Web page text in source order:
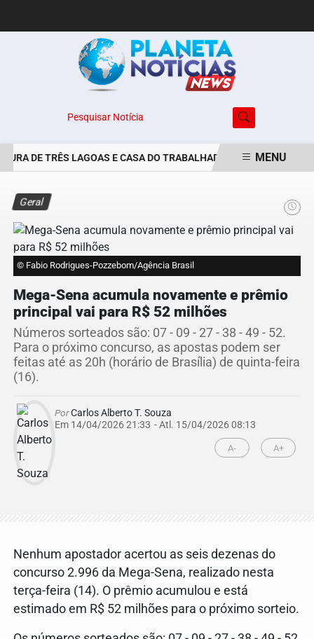
Pesquisar Notícia
DE TRÊS LAGOAS E CASA DO TRABALHADOR DIVULGAM
MENU
Geral
© Fabio Rodrigues-Pozzebom/Agência Brasil
Mega-Sena acumula novamente e prêmio
principal vai para R$ 52 milhões
Números sorteados são: 07 - 09 - 27 - 38 - 49 - 52.
Para o próximo concurso, as apostas podem ser
feitas até as 20h (horário de Brasília) de quinta-feira
(16).
PorCarlos Alberto T. Souza
Em 14/04/2026 21:33 - Atl. 15/04/2026 08:13
A- A+
Nenhum apostador acertou as seis dezenas do
concurso 2.996 da Mega-Sena, realizado nesta
terça-feira (14). O prêmio acumulou e está
estimado em R$ 52 milhões para o próximo sorteio.